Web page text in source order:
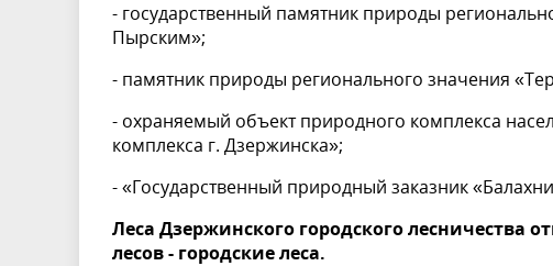
- государственный памятник природы
Пырским»;
- памятник природы регионального значения
- охраняемый объект природного комплекса
комплекса г. Дзержинска»;
- «Государственный природный заказник
Леса Дзержинского городского
лесов - городские леса.